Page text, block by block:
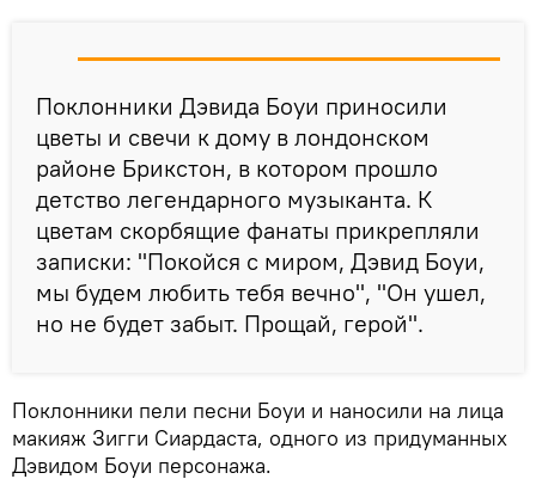
Поклонники Дэвида Боуи приносили
цветы и свечи к дому в лондонском
районе Брикстон, в котором прошло
детство легендарного музыканта. К
цветам скорбящие фанаты прикрепляли
записки: "Покойся с миром, Дэвид Боуи,
мы будем любить тебя вечно", "Он ушел,
но не будет забыт. Прощай, герой".
Поклонники пели песни Боуи и наносили на лица
макияж Зигги Сиардаста, одного из придуманных
Дэвидом Боуи персонажа.